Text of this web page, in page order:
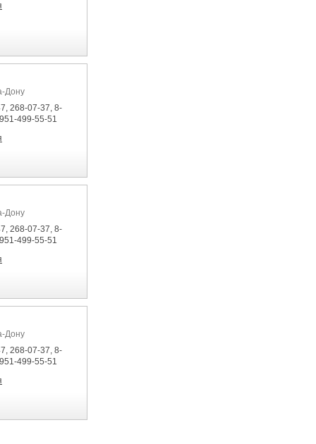
Дону
268-07-37, 8-
499-55-51
Дону
268-07-37, 8-
499-55-51
Дону
268-07-37, 8-
499-55-51